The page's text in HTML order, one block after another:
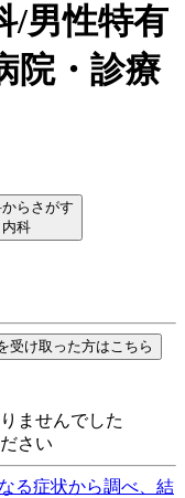
/男性特有
院・診療
らさがす
内科
受け取った方はこちら
ませんでした
さい
る症状から調べ、結